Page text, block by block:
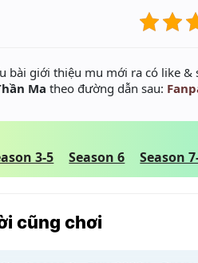
bài giới thiệu mu mới ra có like &
Ma theo đường dẫn sau:
3-5 Season 6 Season
cũng chơi